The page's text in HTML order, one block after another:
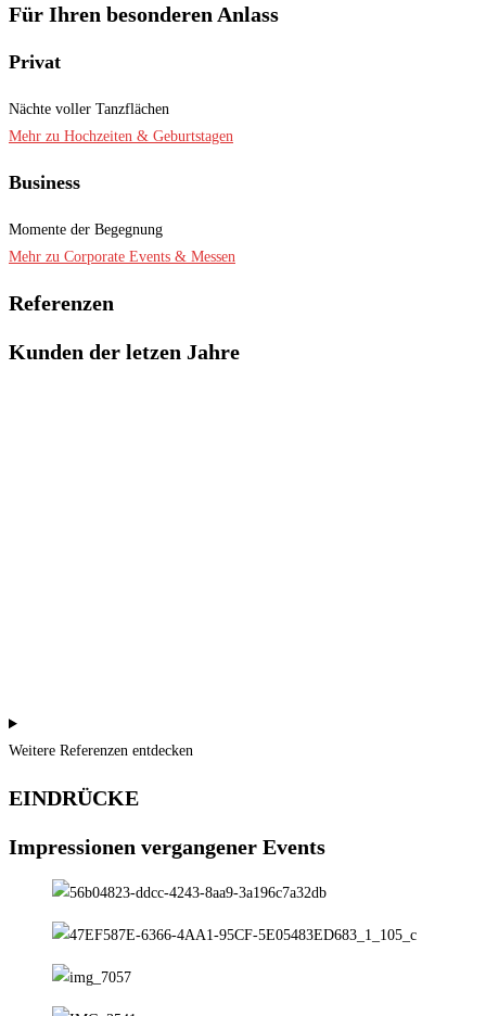
Für Ihren besonderen Anlass
Privat
Nächte voller Tanzflächen
Mehr zu Hochzeiten & Geburtstagen
Business
Momente der Begegnung
Mehr zu Corporate Events & Messen
Referenzen
Kunden der letzen Jahre
Weitere Referenzen entdecken
EINDRÜCKE
Impressionen vergangener Events